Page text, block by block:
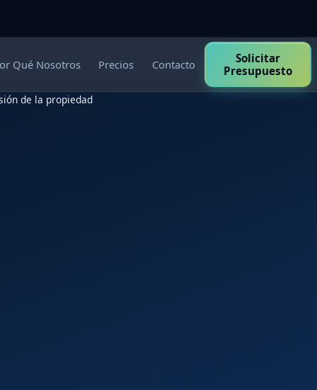
Qué Nosotros Precios Contacto
Solicitar
Presupuesto
de la propiedad